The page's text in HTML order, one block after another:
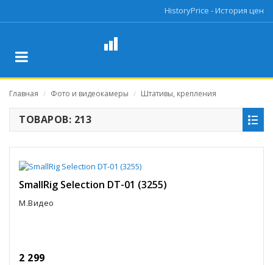
HistoryPrice - История цен
Главная / Фото и видеокамеры / Штативы, крепления
ТОВАРОВ: 213
SmallRig Selection DT-01 (3255)
М.Видео
2 299